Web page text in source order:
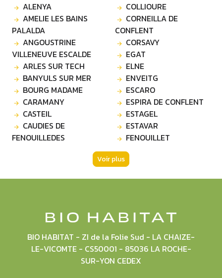
ALENYA
AMELIE LES BAINS
PALALDA
ANGOUSTRINE
VILLENEUVE ESCALDE
ARLES SUR TECH
BANYULS SUR MER
BOURG MADAME
CARAMANY
CASTEIL
CAUDIES DE
FENOUILLEDES
COLLIOURE
CORNEILLA DE
CONFLENT
CORSAVY
EGAT
ELNE
ENVEITG
ESCARO
ESPIRA DE CONFLENT
ESTAGEL
ESTAVAR
FENOUILLET
Voir plus
BIO HABITAT - ZI de la Folie Sud - LA CHAIZE-
LE-VICOMTE - CS50001 - 85036 LA ROCHE-
SUR-YON CEDEX